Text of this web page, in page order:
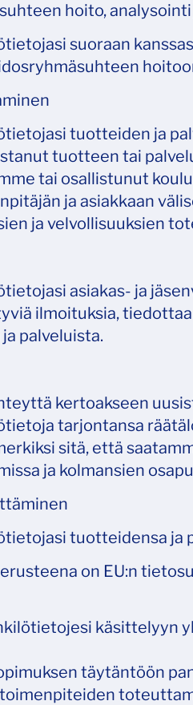
hoito,
suoraan
tuotteiden ja
tuotteen tai
tai osallistunut
ja asiakkaan
ja velvollisuuksien
asiakas- ja
ilmoituksia,
palveluista.
kertoakseen
tarjontansa
sitä, että
ja kolmansien
tuotteidensa ja
on EU:n
käsittelyyn
täytäntöön